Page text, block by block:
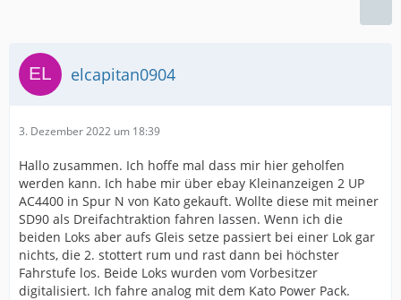
elcapitan0904
3. Dezember 2022 um 18:39
Hallo zusammen. Ich hoffe mal dass mir hier geholfen
werden kann. Ich habe mir über ebay Kleinanzeigen 2 UP
AC4400 in Spur N von Kato gekauft. Wollte diese mit meiner
SD90 als Dreifachtraktion fahren lassen. Wenn ich die
beiden Loks aber aufs Gleis setze passiert bei einer Lok gar
nichts, die 2. stottert rum und rast dann bei höchster
Fahrstufe los. Beide Loks wurden vom Vorbesitzer
digitalisiert. Ich fahre analog mit dem Kato Power Pack.